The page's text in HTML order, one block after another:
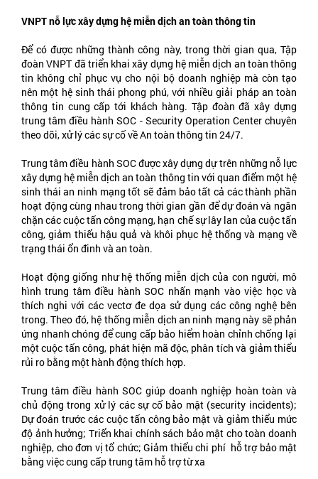
VNPT nỗ lực xây dựng hệ miễn dịch an toàn thông tin
Để có được những thành công này, trong thời gian qua, Tập
đoàn VNPT đã triển khai xây dựng hệ miễn dịch an toàn thông
tin không chỉ phục vụ cho nội bộ doanh nghiệp mà còn tạo
nên một hệ sinh thái phong phú, với nhiều giải pháp an toàn
thông tin cung cấp tới khách hàng. Tập đoàn đã xây dựng
trung tâm điều hành SOC - Security Operation Center chuyên
theo dõi, xử lý các sự cố về An toàn thông tin 24/7.
Trung tâm điều hành SOC được xây dựng dự trên những nỗ lực
xây dựng hệ miễn dịch an toàn thông tin với quan điểm một hệ
sinh thái an ninh mạng tốt sẽ đảm bảo tất cả các thành phần
hoạt động cùng nhau trong thời gian gần để dự đoán và ngăn
chặn các cuộc tấn công mạng, hạn chế sự lây lan của cuộc tấn
công, giảm thiểu hậu quả và khôi phục hệ thống và mạng về
trạng thái ổn đinh và an toàn.
Hoạt động giống như hệ thống miễn dịch của con người, mô
hình trung tâm điều hành SOC nhấn mạnh vào việc học và
thích nghi với các vectơ đe dọa sử dụng các công nghệ bên
trong. Theo đó, hệ thống miễn dịch an ninh mạng này sẽ phản
ứng nhanh chóng để cung cấp bảo hiểm hoàn chỉnh chống lại
một cuộc tấn công, phát hiện mã độc, phân tích và giảm thiểu
rủi ro bằng một hành động thích hợp.
Trung tâm điều hành SOC giúp doanh nghiệp hoàn toàn và
chủ động trong xử lý các sự cố bảo mật (security incidents);
Dự đoán trước các cuộc tấn công bảo mật và giảm thiểu mức
độ ảnh hưởng; Triển khai chính sách bảo mật cho toàn doanh
nghiệp, cho đơn vị tổ chức; Giảm thiểu chi phí hỗ trợ bảo mật
bằng việc cung cấp trung tâm hỗ trợ từ xa